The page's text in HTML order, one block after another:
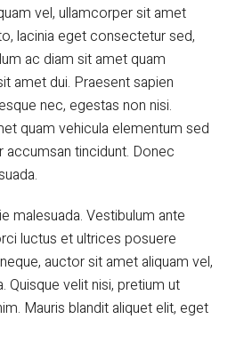
vel, ullamcorper sit amet
lacinia eget consectetur sed,
ac diam sit amet quam
amet dui. Praesent sapien
nec, egestas non nisi.
quam vehicula elementum sed
tincidunt. Donec
malesuada. Vestibulum ante
luctus et ultrices posuere
auctor sit amet aliquam vel,
Quisque velit nisi, pretium ut
Mauris blandit aliquet elit, eget